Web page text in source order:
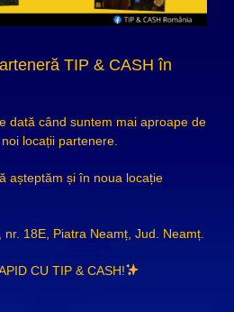
TIP & CASH în
dată când suntem mai aproape de
locații partenere.
așteptăm și în noua locație
18E, Piatra Neamț, Jud. Neamț.
CU TIP & CASH!